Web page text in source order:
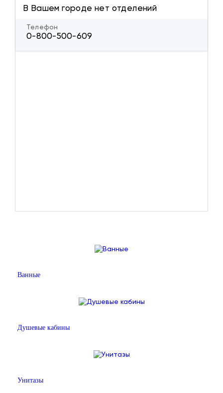
В Вашем городе нет отделений
Телефон
0-800-500-609
Ванные
Душевые кабины
Унитазы